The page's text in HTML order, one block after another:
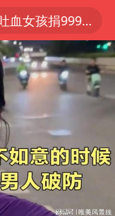
李亚鹏向地铁吐血女孩捐99999元
扩容有保障
目出狱办书院
华东沿海登陆
逃犯看演唱会 刚出地铁就被逮住
开道歉
41岁女子为鼓励女儿考上985研究生